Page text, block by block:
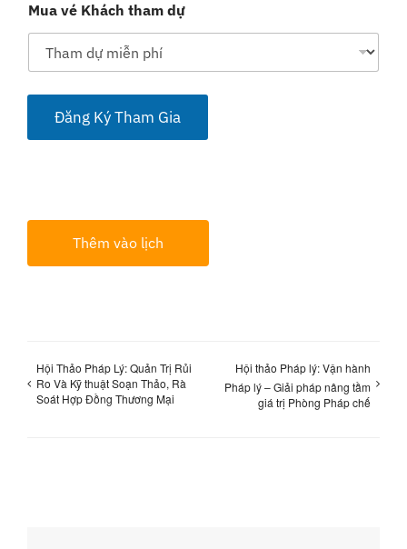
Mua vé Khách tham dự
Đăng Ký Tham Gia
Thêm vào lịch
Hội Thảo Pháp Lý: Quản Trị Rủi
Ro Và Kỹ thuật Soạn Thảo, Rà
Soát Hợp Đồng Thương Mại
Hội thảo Pháp lý: Vận hành
Pháp lý – Giải pháp nâng tầm
giá trị Phòng Pháp chế